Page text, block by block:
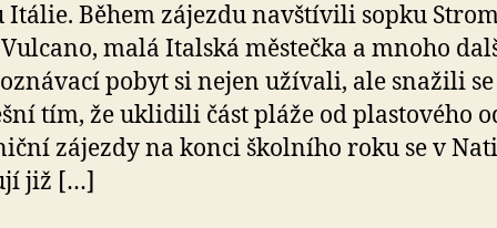
Itálie. Během zájezdu navštívili sopku
malá Italská městečka a mnoho
pobyt si nejen užívali, ale snažili
tím, že uklidili část pláže od plastového
zájezdy na konci školního roku se v
již […]